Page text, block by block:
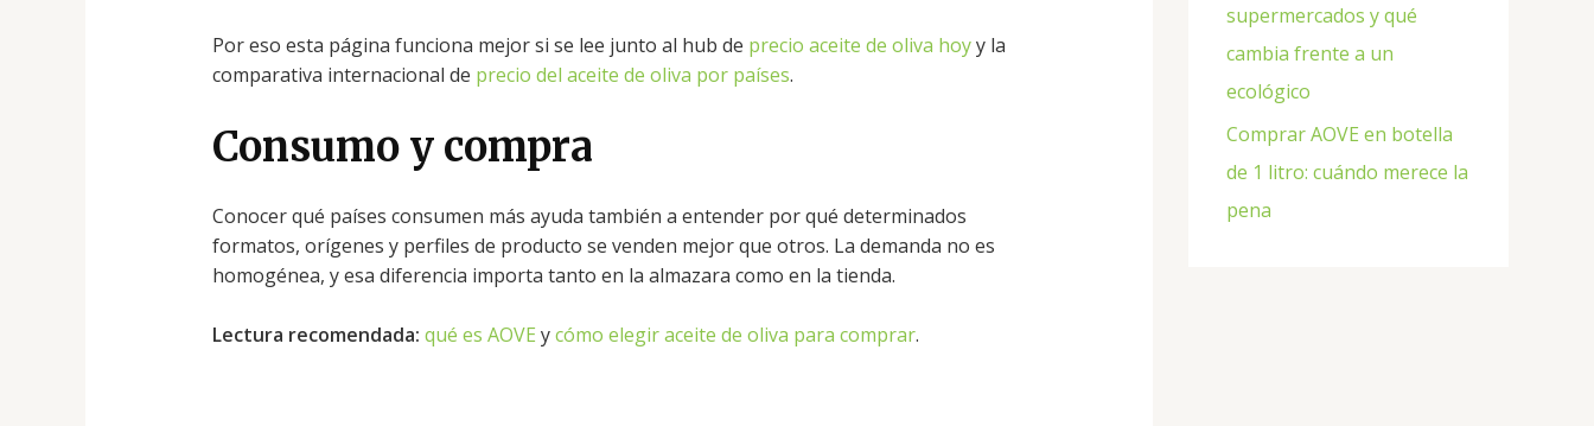
Por eso esta página funciona mejor si se lee junto al hub de precio aceite de oliva hoyy la
comparativa internacional de precio del aceite de oliva por países.
Consumo y compra
Conocer qué países consumen más ayuda también a entender por qué determinados
formatos, orígenes y perfiles de producto se venden mejor que otros. La demanda no es
homogénea, y esa diferencia importa tanto en la almazara como en la tienda.
Lectura recomendada: qué es AOVE ycómo elegir aceite de oliva para comprar.
supermercados y qué
cambia frente a un
ecológico
Comprar AOVE en botella
de 1 litro: cuándo merece la
pena